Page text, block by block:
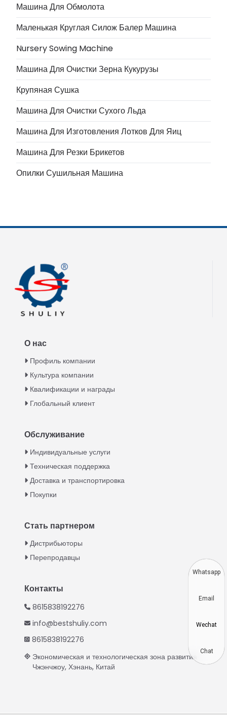
Машина Для Обмолота
Маленькая Круглая Силож Балер Машина
Nursery Sowing Machine
Машина Для Очистки Зерна Кукурузы
Крупяная Сушка
Машина Для Очистки Сухого Льда
Машина Для Изготовления Лотков Для Яиц
Машина Для Резки Брикетов
Опилки Сушильная Машина
О нас
Профиль компании
Культура компании
Квалификации и награды
Глобальный клиент
Обслуживание
Индивидуальные услуги
Техническая поддержка
Доставка и транспортировка
Покупки
Стать партнером
Дистрибьюторы
Перепродавцы
Контакты
8615838192276
info@bestshuliy.com
8615838192276
Экономическая и технологическая зона развития
Чжэнчжоу, Хэнань, Китай
Portuguese
Chinese
Swahili
Urdu
Greek
Italian
Whatsapp
Email
Wechat
Chat